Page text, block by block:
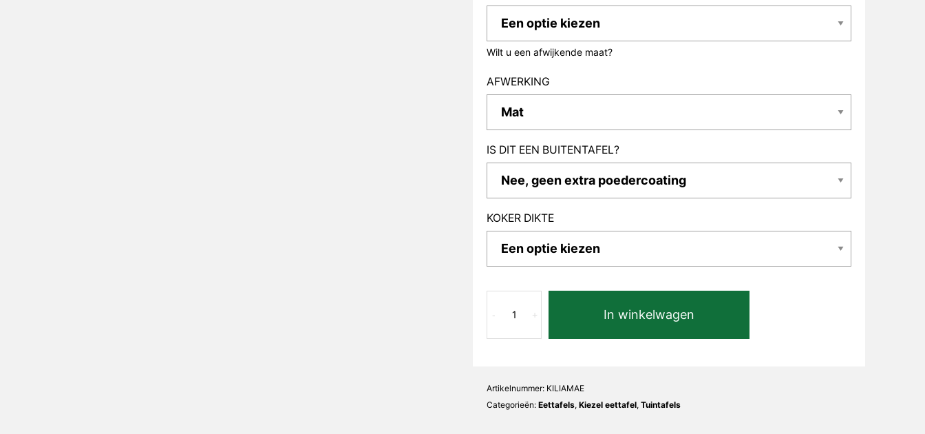
Wilt u een afwijkende maat?
AFWERKING
IS DIT EEN BUITENTAFEL?
KOKER DIKTE
Extra
+
- In winkelwagen
Artikelnummer: KILIAMAE
Categorieën: Eettafels, Kiezel eettafel, Tuintafels